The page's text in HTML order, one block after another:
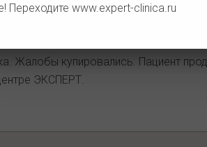
Переходите www.expert-clinica.ru
помощиФГДСвыявленаязва тела
диетические рекомендации и
защиту, восстановление и
Жалобы купировались. Пациент
ЭКСПЕРТ.